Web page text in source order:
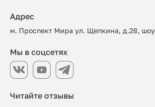
Читайте отзывы
Адрес
м. Проспект Мира ул. Щепкина, д.28,
Мы в соцсетях